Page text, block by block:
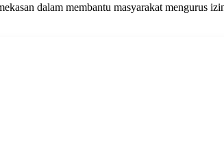
dalam membantu masyarakat mengurus